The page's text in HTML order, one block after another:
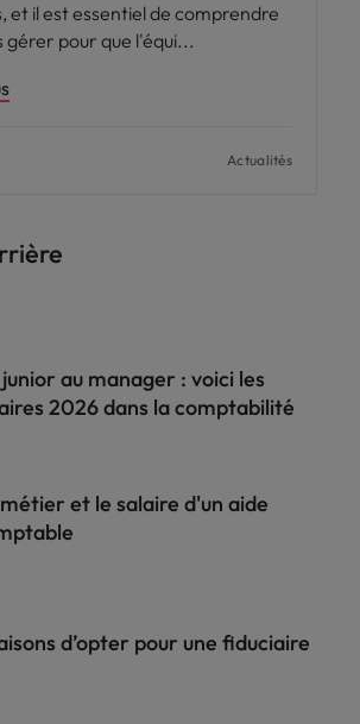
et il est essentiel de comprendre
gérer pour que l'équi
Actualités
au manager : voici les
2026 dans la comptabilité
et le salaire d'un aide
d’opter pour une fiduciaire